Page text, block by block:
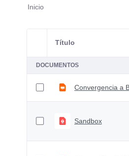
Inicio
Selección del elemento
Título
DOCUMENTOS
Sandbox